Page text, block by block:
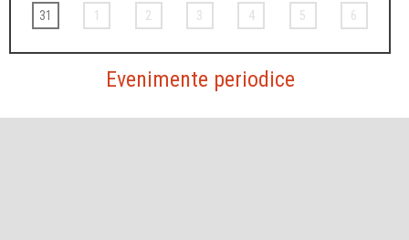
31 1 2 3 4 5 6
Evenimente periodice